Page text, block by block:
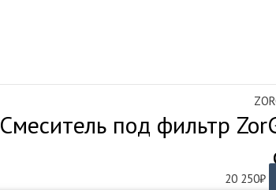
Смеситель под фильтр
20 250₽